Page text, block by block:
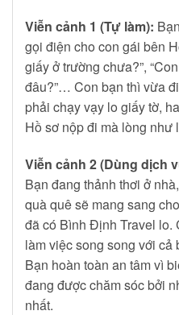
Viễn cảnh 1 (Tự làm):
gọi điện cho con gái bên
giấy ở trường chưa?”,
đâu?”… Con bạn thì vừa
phải chạy vạy lo giấy tờ,
Hồ sơ nộp đi mà lòng như
Viễn cảnh 2 (Dùng dịch
Bạn đang thảnh thơi ở
quà quê sẽ mang sang
đã có Bình Định Travel lo.
làm việc song song với
Bạn hoàn toàn an tâm vì
đang được chăm sóc bởi
nhất.